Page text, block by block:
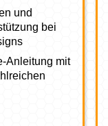
und
bei
Anleitung mit